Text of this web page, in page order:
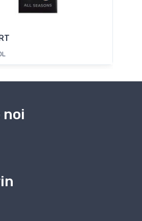
noi